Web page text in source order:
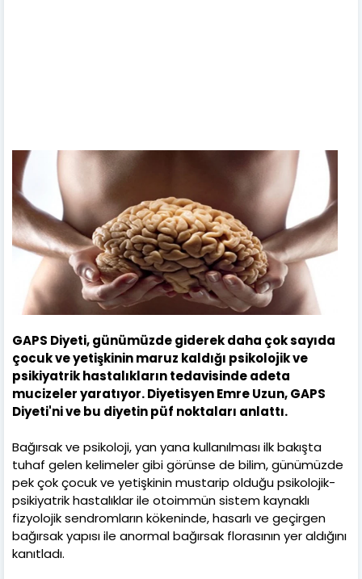
GAPS Diyeti, günümüzde giderek daha çok sayıda
çocuk ve yetişkinin maruz kaldığı psikolojik ve
psikiyatrik hastalıkların tedavisinde adeta
mucizeler yaratıyor. Diyetisyen Emre Uzun, GAPS
Diyeti'ni ve bu diyetin püf noktaları anlattı.
Bağırsak ve psikoloji, yan yana kullanılması ilk bakışta
tuhaf gelen kelimeler gibi görünse de bilim, günümüzde
pek çok çocuk ve yetişkinin mustarip olduğu psikolojik-
psikiyatrik hastalıklar ile otoimmün sistem kaynaklı
fizyolojik sendromların kökeninde, hasarlı ve geçirgen
bağırsak yapısı ile anormal bağırsak florasının yer aldığını
kanıtladı.